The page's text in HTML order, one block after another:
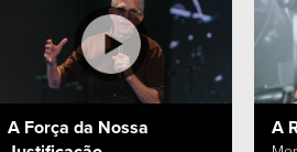
A Força da Nossa
A